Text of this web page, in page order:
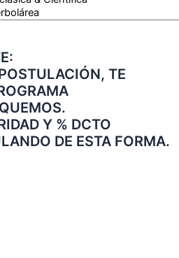
TE
Y % DCTO
DE ESTA FORMA.